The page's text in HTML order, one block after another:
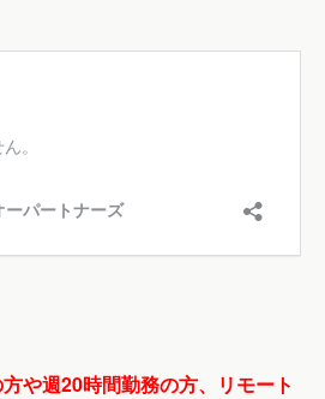
や週20時間勤務の方、リモート